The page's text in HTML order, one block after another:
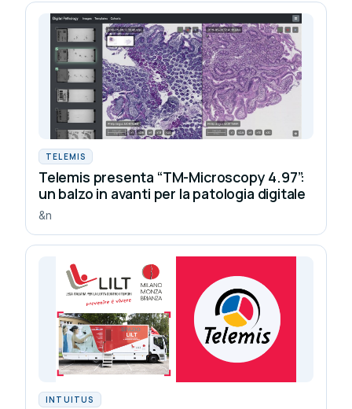
TELEMIS
Telemis presenta “TM-Microscopy 4.97”:
un balzo in avanti per la patologia digitale
&n
INTUITUS